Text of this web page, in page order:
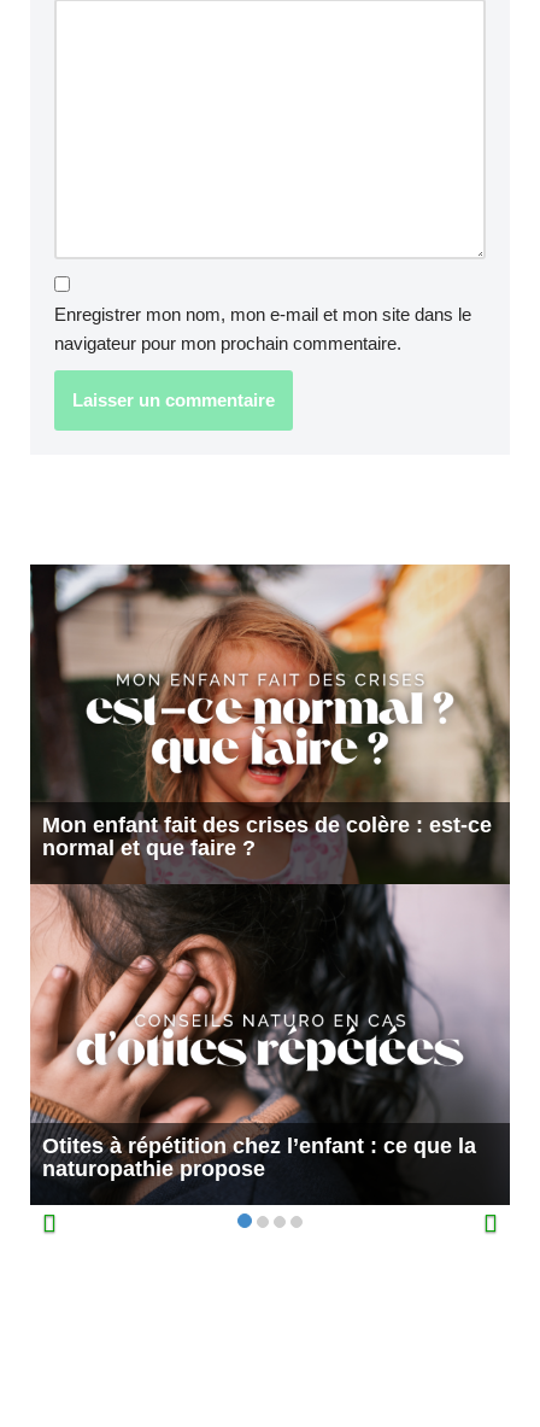
Enregistrer mon nom, mon e-mail et mon site dans le
navigateur pour mon prochain commentaire.
Mon enfant fait des crises de colère : est-ce
normal et que faire ?
Otites à répétition chez l’enfant : ce que la
naturopathie propose